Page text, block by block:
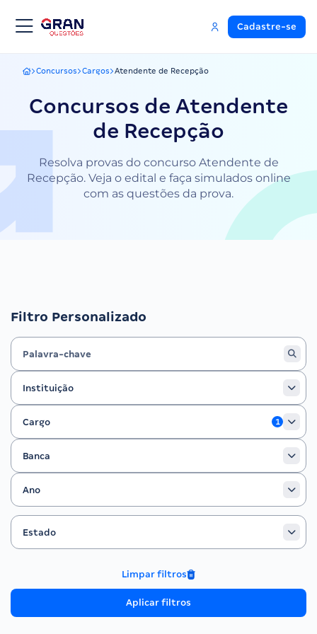
Cadastre-se
Gran Questões
Concursos Cargos Atendente de Recepção
Concursos de Atendente
de Recepção
Resolva provas do concurso Atendente de
Recepção. Veja o edital e faça simulados online
com as questões da prova.
Filtro Personalizado
Instituição
Instituição
Cargo
Cargo
1
Banca
Banca
Ano
Ano
Filtrar por Estado
Estado
Estado
Limpar filtros
Aplicar filtros